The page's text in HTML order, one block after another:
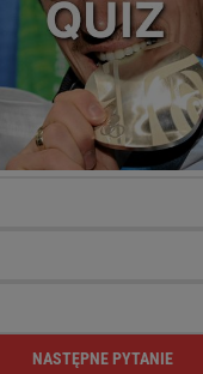
NASTĘPNE PYTANIE